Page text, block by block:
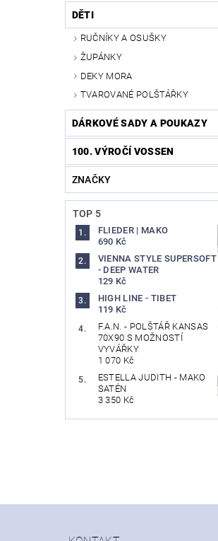
DĚTI
RUČNÍKY A OSUŠKY
ŽUPÁNKY
DEKY MORA
TVAROVANÉ POLŠTÁŘKY
DÁRKOVÉ SADY A POUKAZY
100. VÝROČÍ VOSSEN
ZNAČKY
TOP 5
FLIEDER | MAKO
690 Kč
VIENNA STYLE SUPERSOFT
- DEEP WATER
129 Kč
HIGH LINE - TIBET
119 Kč
F.A.N. - POLŠTÁŘ KANSAS
70X90 S MOŽNOSTÍ
VYVÁŘKY
1 070 Kč
ESTELLA JUDITH - MAKO
SATÉN
3 350 Kč